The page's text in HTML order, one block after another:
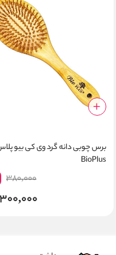
BioPlus
380,000
300,000